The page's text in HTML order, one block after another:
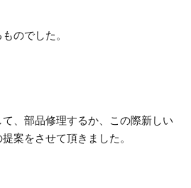
のでした。
、部品修理するか、この際新しい
案をさせて頂きました。